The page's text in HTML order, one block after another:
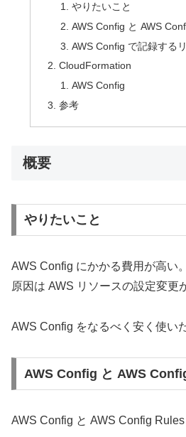
やりたいこと
AWS Config と AWS
AWS Config で記録する
CloudFormation
AWS Config
参考
概要
やりたいこと
AWS Config にかかる費用が高い。
原因は AWS リソースの設定変更
AWS Config をなるべく安く使い
AWS Config と AWS
AWS Config と AWS Config Rules